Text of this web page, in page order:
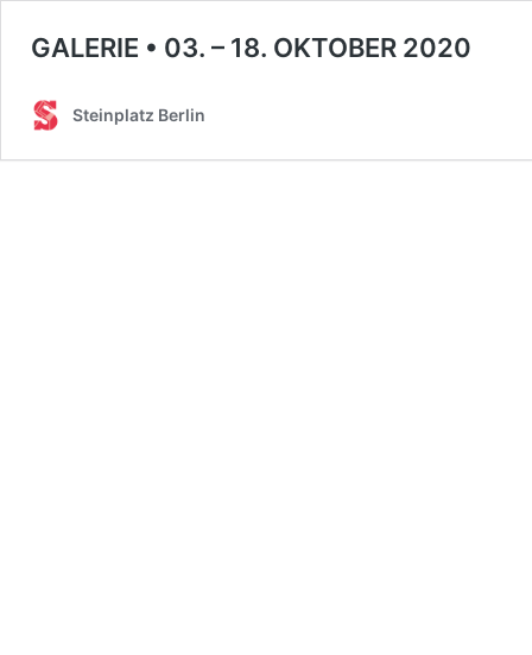
GALERIE • 03. – 18. OKTOBER 2020
Steinplatz Berlin